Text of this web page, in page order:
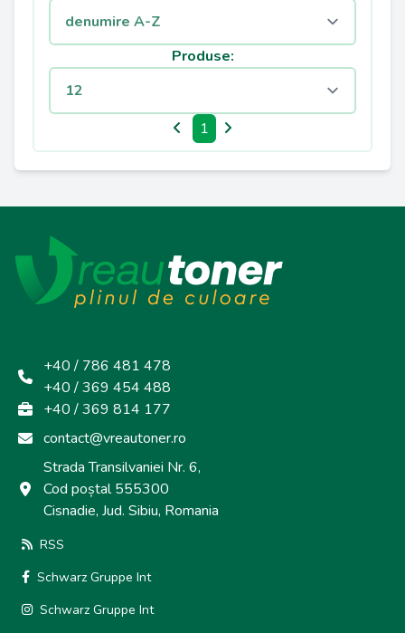
Produse:
1
+40 / 786 481 478
+40 / 369 454 488
+40 / 369 814 177
contact@vreautoner.ro
Strada Transilvaniei Nr. 6,
Cod poștal 555300
Cisnadie, Jud. Sibiu, Romania
RSS
Schwarz Gruppe Int
Schwarz Gruppe Int